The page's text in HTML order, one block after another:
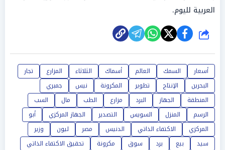
العربية لليوم.
شارك
أسعار السمك العالم أسماك الثلاثاء المزارع
تجار
البحرين
الإنتاج تطوير المكرونة نيس
جمبري
المنطقة
الجهاز البرد مزارع الطب مال
السب
الرسم
المنزل السويس التصدير الجهاز المركزي
أبو
المركزي
الاكتفاء الذاتي الدنيس مصر ليون
وزير
سيد
بيع برد سوق مكرونة
تحقيق الاكتفاء الذاتي